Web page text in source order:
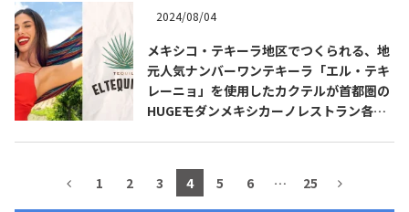
COPYRIGHT © JUAST All rights reserved.
2024/08/04
メキシコ・テキーラ地区でつくられる、地
元人気ナンバーワンテキーラ「エル・テキ
レーニョ」を使用したカクテルが首都圏の
HUGEモダンメキシカーノレストラン各店
1 2 3 4 5 6 … 25